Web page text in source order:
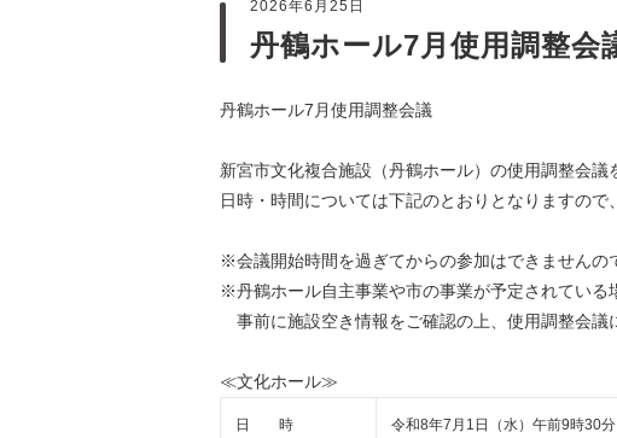
2026年6月25日
丹鶴ホール7月使用調整会
丹鶴ホール7月使用調整会議
新宮市文化複合施設（丹鶴ホール）の使用調整会議
日時・時間については下記のとおりとなりますの
※会議開始時間を過ぎてからの参加はできませんの
※丹鶴ホール自主事業や市の事業が予定されている
事前に施設空き情報をご確認の上、使用調整会議
≪文化ホール≫
日 時 令和8年7月1日（水）午前9時30分